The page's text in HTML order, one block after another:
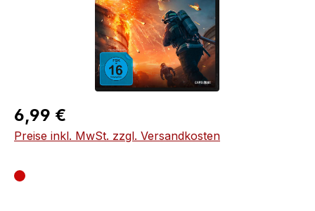
Regulärer Preis:
6,99 €
Preise inkl. MwSt. zzgl. Versandkosten